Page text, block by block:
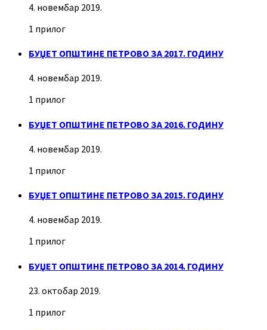
4. новембар 2019.
1 прилог
БУЏЕТ ОПШТИНЕ ПЕТРОВО ЗА 2017. ГОДИНУ
4. новембар 2019.
1 прилог
БУЏЕТ ОПШТИНЕ ПЕТРОВО ЗА 2016. ГОДИНУ
4. новембар 2019.
1 прилог
БУЏЕТ ОПШТИНЕ ПЕТРОВО ЗА 2015. ГОДИНУ
4. новембар 2019.
1 прилог
БУЏЕТ ОПШТИНЕ ПЕТРОВО ЗА 2014. ГОДИНУ
23. октобар 2019.
1 прилог